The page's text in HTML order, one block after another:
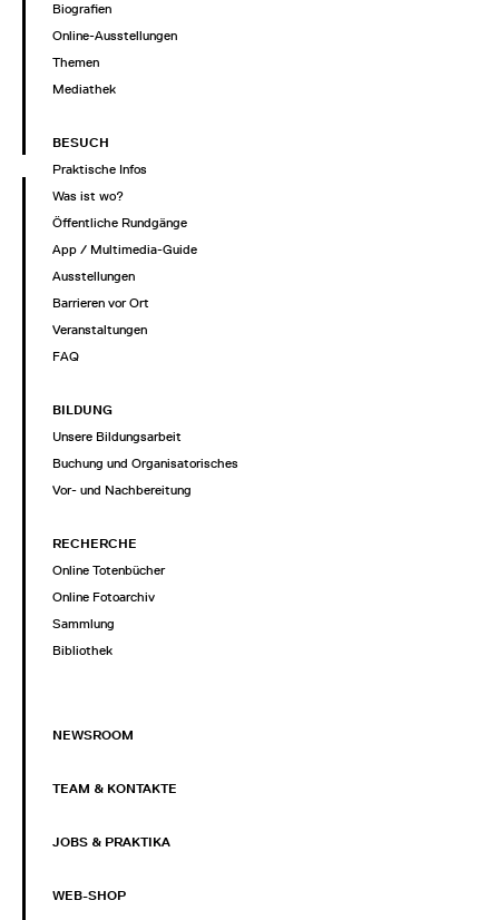
Biografien
Online-Ausstellungen
Themen
Mediathek
BESUCH
Praktische Infos
Was ist wo?
Öffentliche Rundgänge
App / Multimedia-Guide
Ausstellungen
Barrieren vor Ort
Veranstaltungen
FAQ
BILDUNG
Unsere Bildungsarbeit
Buchung und Organisatorisches
Vor- und Nachbereitung
RECHERCHE
Online Totenbücher
Online Fotoarchiv
Sammlung
Bibliothek
NEWSROOM
TEAM & KONTAKTE
JOBS & PRAKTIKA
WEB-SHOP